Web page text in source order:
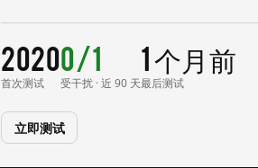
2020
首次测试
0/1
受干扰 · 近 90 天
1 个月前
最后测试
立即测试